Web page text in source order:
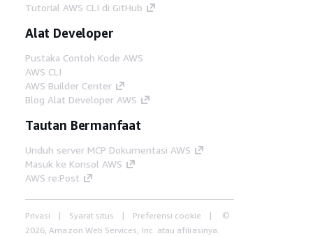
Tutorial AWS CLI di GitHub
Alat Developer
Pustaka Contoh Kode AWS
AWS CLI
AWS Builder Center
Blog Alat Developer AWS
Tautan Bermanfaat
Unduh server MCP Dokumentasi AWS
Masuk ke Konsol AWS
AWS re:Post
Privasi Syarat situs Preferensi cookie
©
2026, Amazon Web Services, Inc. atau afiliasinya.